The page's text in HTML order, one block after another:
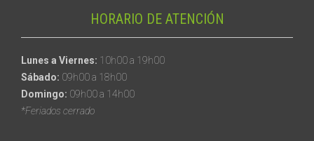
HORARIO DE ATENCIÓN
Lunes a Viernes: 10h00 a 19h00
Sábado: 09h00 a 18h00
Domingo: 09h00 a 14h00
*Feriados cerrado